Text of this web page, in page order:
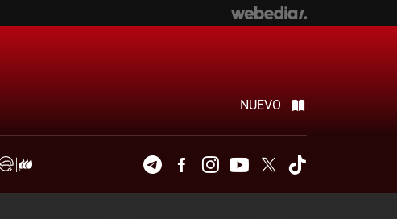
NUEVO
TelegramFacebookInstagramYoutubeTwitter